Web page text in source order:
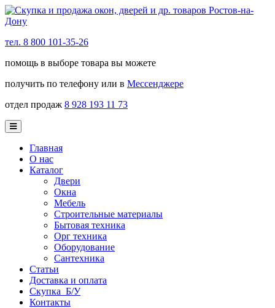
тел. 8 800 101-35-26
помощь в выборе товара вы можете
получить по телефону или в Мессенджере
отдел продаж 8 928 193 11 73
Главная
О нас
Каталог
Двери
Окна
Мебель
Строительные материалы
Бытовая техника
Орг техника
Оборудование
Сантехника
Статьи
Доставка и оплата
Скупка Б/У
Контакты